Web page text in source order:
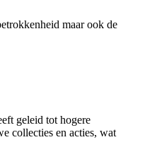
maar ook de
geleid tot hogere
collecties en acties, wat